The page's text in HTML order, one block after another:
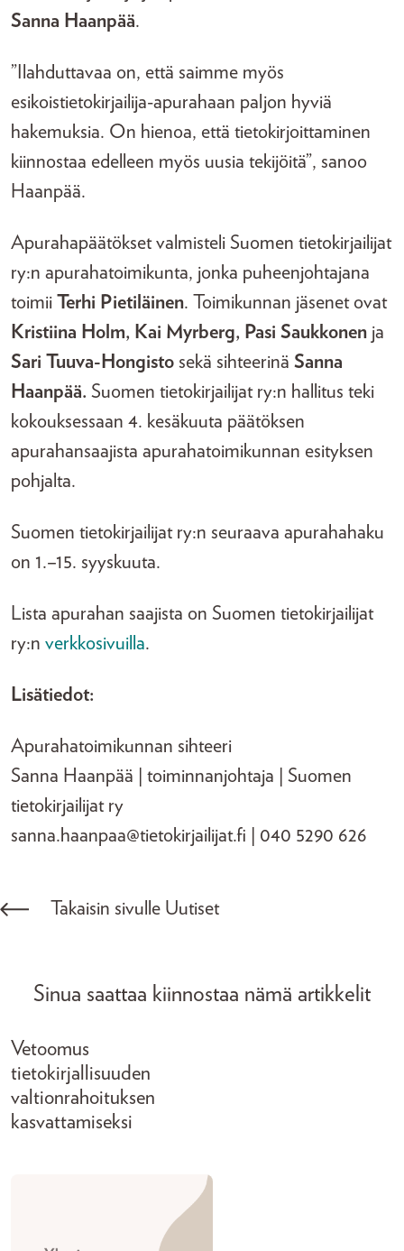
Sanna Haanpää.
”Ilahduttavaa on, että saimme myös
esikoistietokirjailija-apurahaan paljon hyviä
hakemuksia. On hienoa, että tietokirjoittaminen
kiinnostaa edelleen myös uusia tekijöitä”, sanoo
Haanpää.
Apurahapäätökset valmisteli Suomen tietokirjailijat
ry:n apurahatoimikunta, jonka puheenjohtajana
toimii Terhi Pietiläinen. Toimikunnan jäsenet ovat
Kristiina Holm, Kai Myrberg, Pasi Saukkonen ja
Sari Tuuva-Hongisto sekä sihteerinä Sanna
Haanpää. Suomen tietokirjailijat ry:n hallitus teki
kokouksessaan 4. kesäkuuta päätöksen
apurahansaajista apurahatoimikunnan esityksen
pohjalta.
Suomen tietokirjailijat ry:n seuraava apurahahaku
on 1.–15. syyskuuta.
Lista apurahan saajista on Suomen tietokirjailijat
ry:n verkkosivuilla.
Lisätiedot:
Apurahatoimikunnan sihteeri
Sanna Haanpää | toiminnanjohtaja | Suomen
tietokirjailijat ry
sanna.haanpaa@tietokirjailijat.fi | 040 5290 626
Takaisin sivulle Uutiset
Sinua saattaa kiinnostaa nämä artikkelit
Vetoomus
tietokirjallisuuden
valtionrahoituksen
kasvattamiseksi